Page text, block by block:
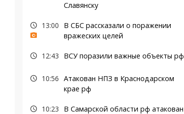
Славянску
13:00
В СБС рассказали о поражении
вражеских целей
12:43 ВСУ поразили важные объекты рф
10:56 Атакован НПЗ в Краснодарском
крае рф
10:23
В Самарской области рф атакован